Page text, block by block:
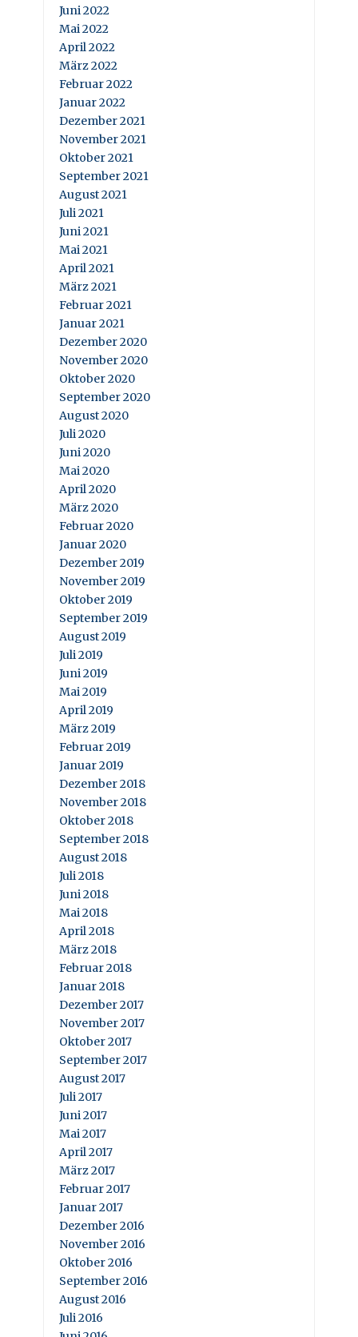
Juni 2022
Mai 2022
April 2022
März 2022
Februar 2022
Januar 2022
Dezember 2021
November 2021
Oktober 2021
September 2021
August 2021
Juli 2021
Juni 2021
Mai 2021
April 2021
März 2021
Februar 2021
Januar 2021
Dezember 2020
November 2020
Oktober 2020
September 2020
August 2020
Juli 2020
Juni 2020
Mai 2020
April 2020
März 2020
Februar 2020
Januar 2020
Dezember 2019
November 2019
Oktober 2019
September 2019
August 2019
Juli 2019
Juni 2019
Mai 2019
April 2019
März 2019
Februar 2019
Januar 2019
Dezember 2018
November 2018
Oktober 2018
September 2018
August 2018
Juli 2018
Juni 2018
Mai 2018
April 2018
März 2018
Februar 2018
Januar 2018
Dezember 2017
November 2017
Oktober 2017
September 2017
August 2017
Juli 2017
Juni 2017
Mai 2017
April 2017
März 2017
Februar 2017
Januar 2017
Dezember 2016
November 2016
Oktober 2016
September 2016
August 2016
Juli 2016